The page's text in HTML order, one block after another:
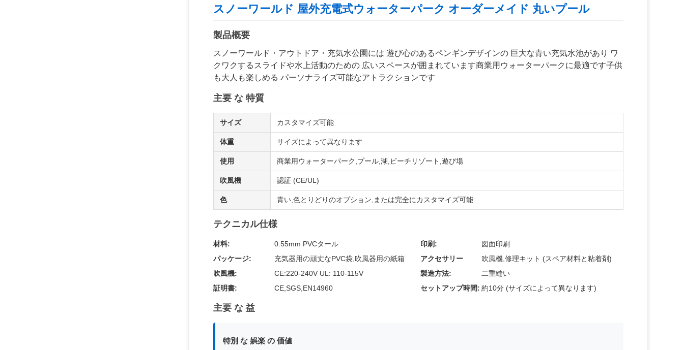
スノーワールド 屋外充電式ウォーターパーク オーダーメイド 丸いプール
製品概要
スノーワールド・アウトドア・充気水公園には 遊び心のあるペンギンデザインの 巨大な青い充気水池があり ワ
クワクするスライドや水上活動のための 広いスペースが囲まれています商業用ウォーターパークに最適です子供
も大人も楽しめる パーソナライズ可能なアトラクションです
主要 な 特質
サイズ カスタマイズ可能
体重 サイズによって異なります
使用 商業用ウォーターパーク,プール,湖,ビーチリゾート,遊び場
吹風機 認証 (CE/UL)
色 青い,色とりどりのオプション,または完全にカスタマイズ可能
テクニカル仕様
材料: 0.55mm PVCタール 印刷:
図面印刷
パッケージ:
充気器用の頑丈なPVC袋,吹風器用の紙箱 アクセサリー
吹風機,修理キット (スペア材料と粘着剤)
吹風機:
CE:220-240V UL: 110-115V 製造方法:
二重縫い
証明書:
CE,SGS,EN14960 セットアップ時間: 約10分 (サイズによって異なります)
主要 な 益
特別 な 娯楽 の 価値